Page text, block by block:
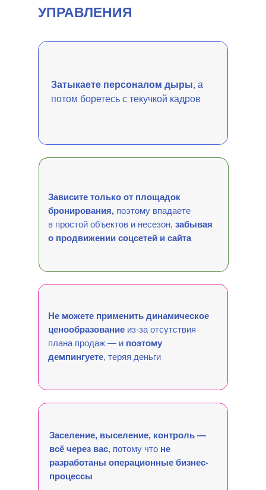
УПРАВЛЕНИЯ
Затыкаете персоналом дыры, а
потом боретесь с текучкой кадров
Зависите только от площадок
бронирования, поэтому впадаете
в простой объектов и несезон, забывая
о продвижении соцсетей и сайта
Не можете применить динамическое
ценообразование из-за отсутствия
плана продаж — и поэтому
демпингуете, теряя деньги
Заселение, выселение, контроль —
всё через вас, потому что не
разработаны операционные бизнес-
процессы